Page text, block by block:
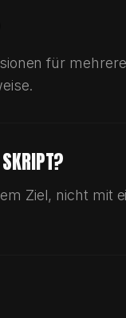
für
Ziel, nicht mit